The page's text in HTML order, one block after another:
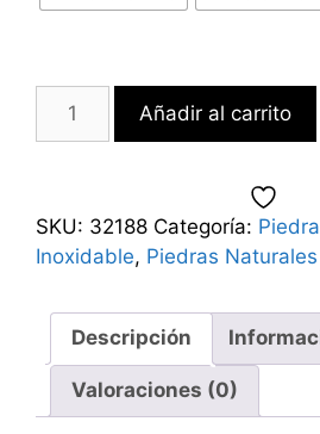
Añadir al carrito
SKU: 32188 Categoría:
Inoxidable, Piedras Naturales
Descripción
Valoraciones (0)